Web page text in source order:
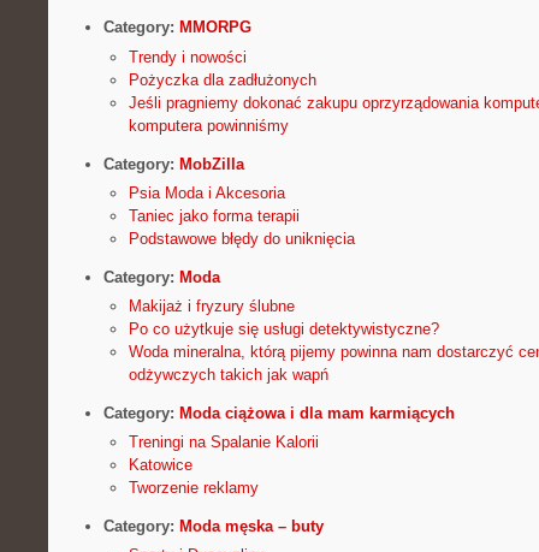
Category: MMORPG
Trendy i nowości
Pożyczka dla zadłużonych
Jeśli pragniemy dokonać zakupu oprzyrządowania
komputera powinniśmy
Category: MobZilla
Psia Moda i Akcesoria
Taniec jako forma terapii
Podstawowe błędy do uniknięcia
Category: Moda
Makijaż i fryzury ślubne
Po co użytkuje się usługi detektywistyczne?
Woda mineralna, którą pijemy powinna nam dostarczyć
odżywczych takich jak wapń
Category: Moda ciążowa i dla mam karmiących
Treningi na Spalanie Kalorii
Katowice
Tworzenie reklamy
Category: Moda męska – buty